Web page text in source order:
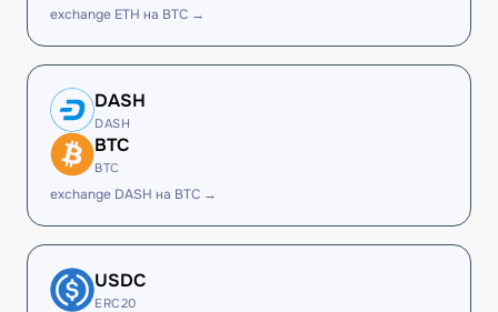
exchange ETH на BTC →
DASH
DASH
BTC
BTC
exchange DASH на BTC →
USDC
ERC20